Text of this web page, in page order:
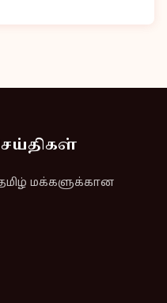
மக்களுக்கான